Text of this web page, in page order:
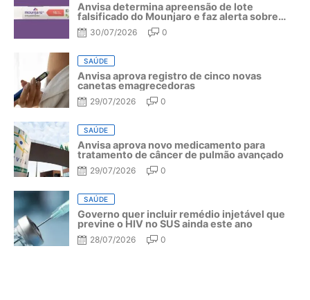
Anvisa determina apreensão de lote
falsificado do Mounjaro e faz alerta sobre
riscos do medicamento
30/07/2026 0
SAÚDE
Anvisa aprova registro de cinco novas
canetas emagrecedoras
29/07/2026 0
SAÚDE
Anvisa aprova novo medicamento para
tratamento de câncer de pulmão avançado
29/07/2026 0
SAÚDE
Governo quer incluir remédio injetável que
previne o HIV no SUS ainda este ano
28/07/2026 0